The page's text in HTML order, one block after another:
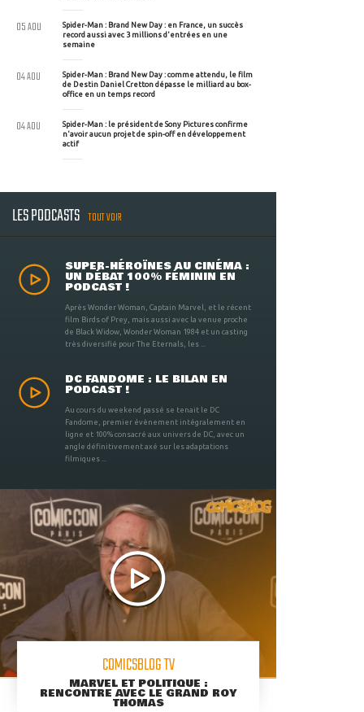
Spider-Man : Brand New Day : en France, un succès
record aussi avec 3 millions d'entrées en une
semaine
05 AOU
Spider-Man : Brand New Day : comme attendu, le film
de Destin Daniel Cretton dépasse le milliard au box-
office en un temps record
04 AOU
Spider-Man : le président de Sony Pictures confirme
n'avoir aucun projet de spin-off en développement
actif
04 AOU
LES PODCASTS TOUT VOIR
SUPER-HÉROÏNES AU CINÉMA :
UN DÉBAT 100% FÉMININ EN
PODCAST !
Après Wonder Woman, Captain Marvel, et le récent
film Birds of Prey, mais aussi avec la venue proche
de Black Widow, Wonder Woman 1984 et un casting
très diversifié pour The Eternals, les ...
DC FANDOME : LE BILAN EN
PODCAST !
Au cours du weekend passé se tenait le DC
Fandome, premier évènement intégralement en
ligne et 100% consacré aux univers de DC, avec un
angle définitivement axé sur les adaptations
filmiques ...
COMICSBLOG TV
MARVEL ET POLITIQUE :
RENCONTRE AVEC LE GRAND ROY
THOMAS